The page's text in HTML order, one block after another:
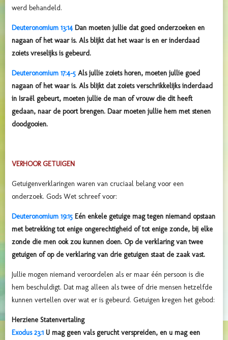
werd behandeld.
Deuteronomium 13:14 Dan moeten jullie dat goed onderzoeken en
nagaan of het waar is. Als blijkt dat het waar is en er inderdaad
zoiets vreselijks is gebeurd.
Deuteronomium 17:4-5 Als jullie zoiets horen, moeten jullie goed
nagaan of het waar is. Als blijkt dat zoiets verschrikkelijks inderdaad
in Israël gebeurt, moeten jullie de man of vrouw die dit heeft
gedaan, naar de poort brengen. Daar moeten jullie hem met stenen
doodgooien.
VERHOOR GETUIGEN
Getuigenverklaringen waren van cruciaal belang voor een
onderzoek. Gods Wet schreef voor:
Deuteronomium 19:15 Eén enkele getuige mag tegen niemand opstaan
met betrekking tot enige ongerechtigheid of tot enige zonde, bij elke
zonde die men ook zou kunnen doen. Op de verklaring van twee
getuigen of op de verklaring van drie getuigen staat de zaak vast.
Jullie mogen niemand veroordelen als er maar één persoon is die
hem beschuldigt. Dat mag alleen als twee of drie mensen hetzelfde
kunnen vertellen over wat er is gebeurd. Getuigen kregen het gebod:
Herziene Statenvertaling
Exodus 23:1 U mag geen vals gerucht verspreiden, en u mag een